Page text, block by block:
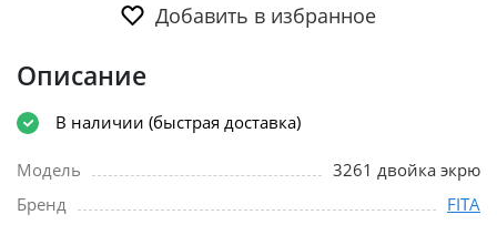
Добавить в избранное
Описание
В наличии (быстрая доставка)
Модель
3261 двойка экрю
Бренд
FITA